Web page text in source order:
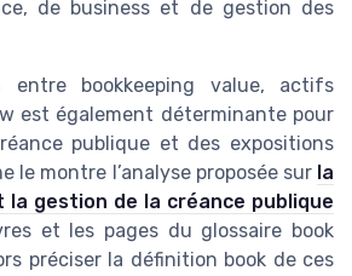
de business et de gestion des
entre bookkeeping value, actifs
est également déterminante pour
publique et des expositions
le montre l’analyse proposée sur la
la gestion de la créance publique
et les pages du glossaire book
préciser la définition book de ces